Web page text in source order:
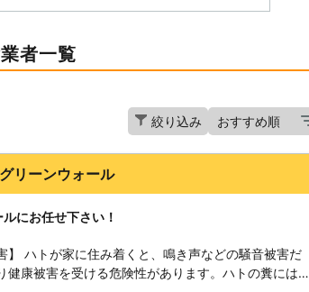
者一覧
絞り込み
リーンウォール
にお任せ下さい！
】 ハトが家に住み着くと、鳴き声などの騒音被害だ
健康被害を受ける危険性があります。ハトの糞には、